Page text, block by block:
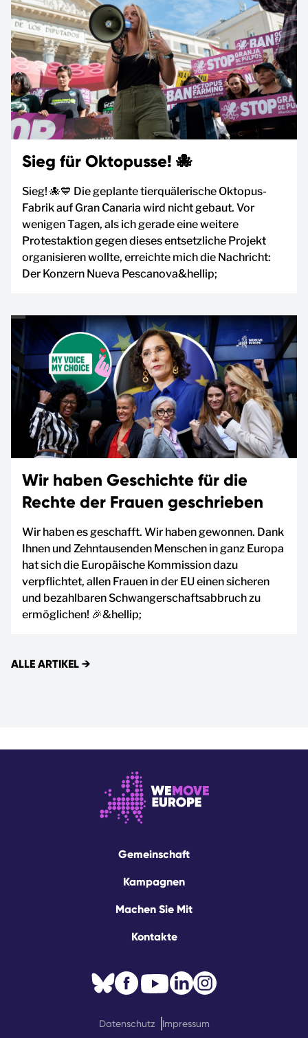
Sieg für Oktopusse! 🐙
Sieg! 🐙💙 Die geplante tierquälerische Oktopus-
Fabrik auf Gran Canaria wird nicht gebaut. Vor
wenigen Tagen, als ich gerade eine weitere
Protestaktion gegen dieses entsetzliche Projekt
organisieren wollte, erreichte mich die Nachricht:
Der Konzern Nueva Pescanova&hellip;
Wir haben Geschichte für die
Rechte der Frauen geschrieben
Wir haben es geschafft. Wir haben gewonnen. Dank
Ihnen und Zehntausenden Menschen in ganz Europa
hat sich die Europäische Kommission dazu
verpflichtet, allen Frauen in der EU einen sicheren
und bezahlbaren Schwangerschaftsabbruch zu
ermöglichen! 🎉&hellip;
ALLE ARTIKEL →
Gemeinschaft
Kampagnen
Machen Sie Mit
Kontakte
Datenschutz Impressum